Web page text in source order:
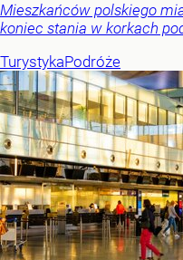
Mieszkańców polskiego
koniec stania w korkach
TurystykaPodróże